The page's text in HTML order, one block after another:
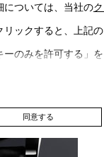
については、当社の
ックすると、上記
ーのみを許可する」
同意する